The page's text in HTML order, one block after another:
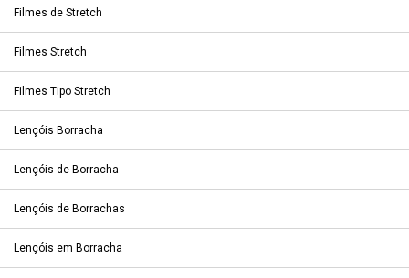
Filmes de Stretch
Filmes Stretch
Filmes Tipo Stretch
Lençóis Borracha
Lençóis de Borracha
Lençóis de Borrachas
Lençóis em Borracha